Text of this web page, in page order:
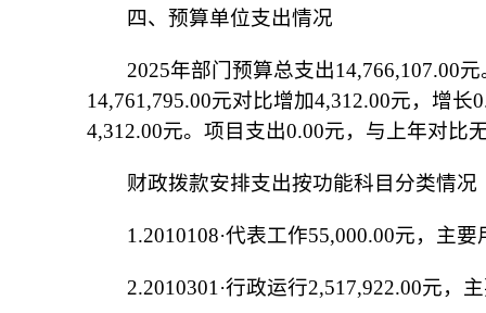
四、预算单位支出情况
2025年部门预算总支出14,766,107.00元
14,761,795.00元对比增加4,312.00元，增长
4,312.00元。项目支出0.00元，与上年对比
财政拨款安排支出按功能科目分类情况
1 .2010108·代表工作55,000.00元，主
2.2010301 ·行政运行2,517,922.00元，